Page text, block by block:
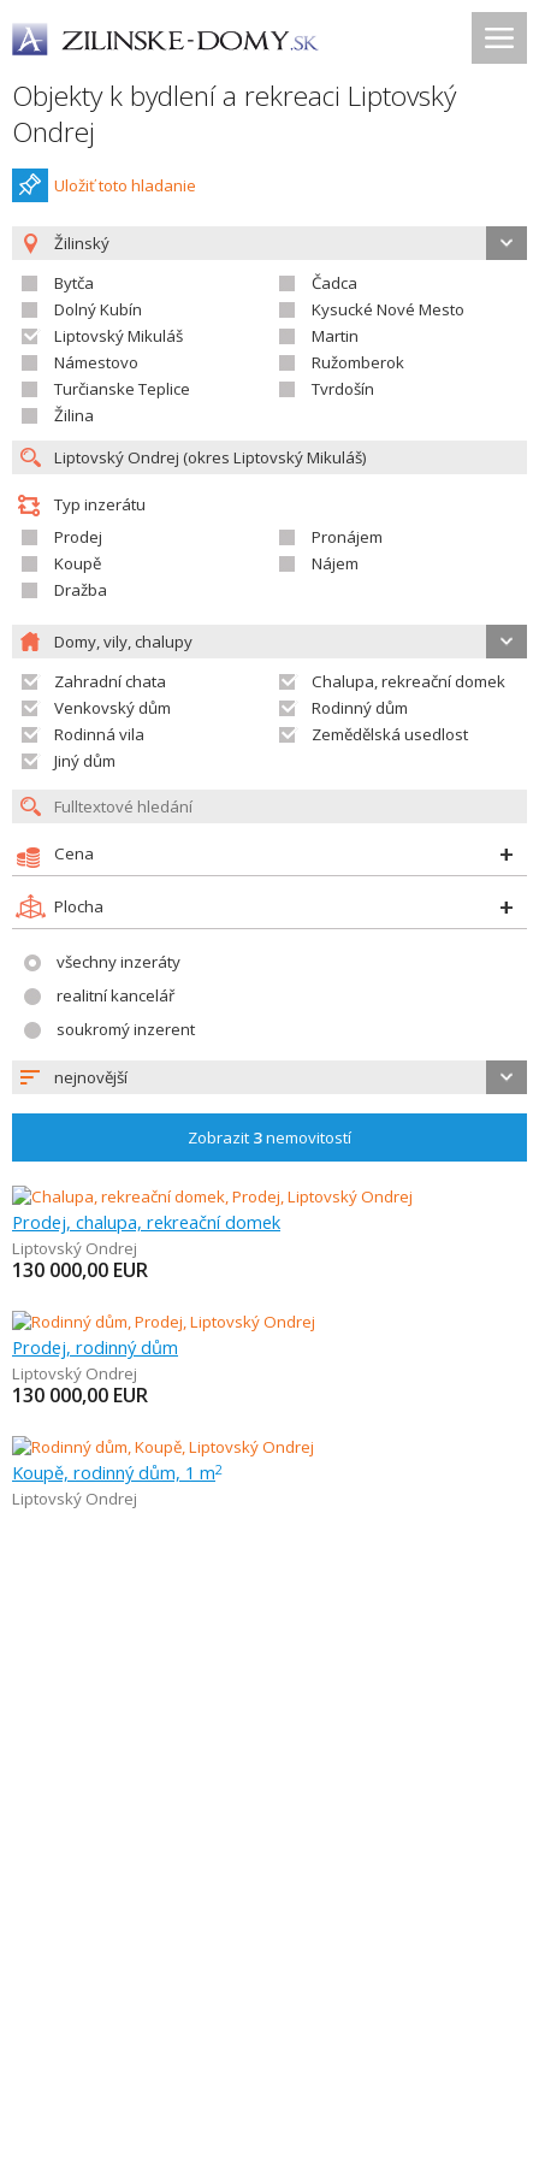
Objekty k bydlení a rekreaci Liptovský
Ondrej
Uložiť toto hladanie
Žilinský
Bytča
Čadca
Dolný Kubín
Kysucké Nové Mesto
Liptovský Mikuláš
Martin
Námestovo
Ružomberok
Turčianske Teplice
Tvrdošín
Žilina
Typ inzerátu
Prodej
Pronájem
Koupě
Nájem
Dražba
Domy, vily, chalupy
Zahradní chata
Chalupa, rekreační domek
Venkovský dům
Rodinný dům
Rodinná vila
Zemědělská usedlost
Jiný dům
Cena
Plocha
všechny inzeráty
realitní kancelář
soukromý inzerent
nejnovější
Zobrazit 3nemovitostí
Prodej, chalupa, rekreační domek
Liptovský Ondrej
130 000,00 EUR
Prodej, rodinný dům
Liptovský Ondrej
130 000,00 EUR
Koupě, rodinný dům, 1 m2
Liptovský Ondrej